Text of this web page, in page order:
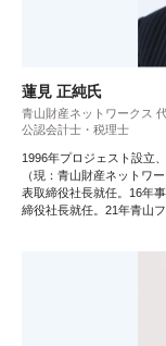
蓮見 正純氏
青山財産ネットワークス
公認会計士・税理士
1996年プロジェスト設立
（現：青山財産ネットワ
表取締役社長就任。16年
締役社長就任。21年青山